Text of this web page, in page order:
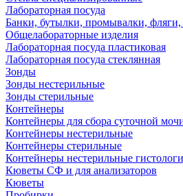
Лабораторная посуда
Банки, бутылки, промывалки,
Общелабораторные изделия
Лабораторная посуда пластиковая
Лабораторная посуда стеклянная
Зонды
Зонды нестерильные
Зонды стерильные
Контейнеры
Контейнеры для сбора суточной
Контейнеры нестерильные
Контейнеры стерильные
Контейнеры нестерильные
Кюветы СФ и для анализаторов
Кюветы